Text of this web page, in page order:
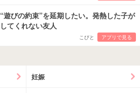
遊びの約束”を延期したい。発熱した子が
てくれない友人
こびと アプリで見る
妊娠